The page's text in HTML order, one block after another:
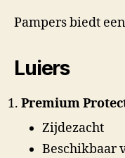
Pampers biedt
Luiers
Premium
Zijdezacht
Beschikbaar